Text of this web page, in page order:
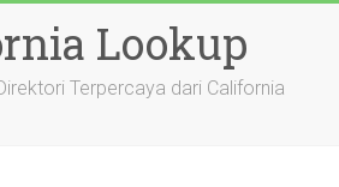
Lookup
Terpercaya dari California